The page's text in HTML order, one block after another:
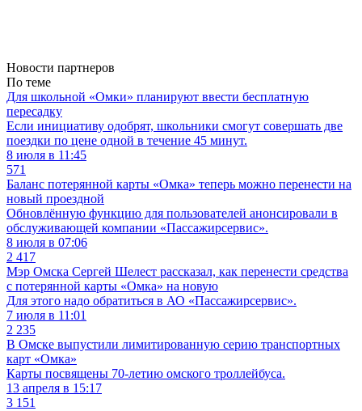
Новости партнеров
По теме
Для школьной «Омки» планируют ввести бесплатную
пересадку
Если инициативу одобрят, школьники смогут совершать две
поездки по цене одной в течение 45 минут.
8 июля в 11:45
571
Баланс потерянной карты «Омка» теперь можно перенести на
новый проездной
Обновлённую функцию для пользователей анонсировали в
обслуживающей компании «Пассажирсервис».
8 июля в 07:06
2 417
Мэр Омска Сергей Шелест рассказал, как перенести средства
с потерянной карты «Омка» на новую
Для этого надо обратиться в АО «Пассажирсервис».
7 июля в 11:01
2 235
В Омске выпустили лимитированную серию транспортных
карт «Омка»
Карты посвящены 70-летию омского троллейбуса.
13 апреля в 15:17
3 151